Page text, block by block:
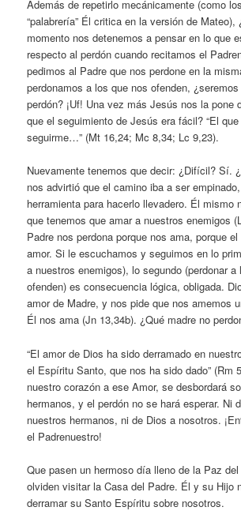
Además de repetirlo mecánicamente (como
“palabrería” Él critica en la versión de Mateo),
momento nos detenemos a pensar en lo que
respecto al perdón cuando recitamos el
pedimos al Padre que nos perdone en la
perdonamos a los que nos ofenden,
perdón? ¡Uf! Una vez más Jesús nos la pone
que el seguimiento de Jesús era fácil? “El
seguirme…” (Mt 16,24; Mc 8,34; Lc 9,23).
Nuevamente tenemos que decir: ¿Difícil? Sí.
nos advirtió que el camino iba a ser
herramienta para hacerlo llevadero. Él mismo
que tenemos que amar a nuestros enemigos
Padre nos perdona porque nos ama, porque
amor. Si le escuchamos y seguimos en lo
a nuestros enemigos), lo segundo (perdonar a
ofenden) es consecuencia lógica, obligada.
amor de Madre, y nos pide que nos amemos
Él nos ama (Jn 13,34b). ¿Qué madre no
“El amor de Dios ha sido derramado en
el Espíritu Santo, que nos ha sido dado” (Rm
nuestro corazón a ese Amor, se desbordará
hermanos, y el perdón no se hará esperar. Ni
nuestros hermanos, ni de Dios a nosotros.
el Padrenuestro!
Que pasen un hermoso día lleno de la Paz
olviden visitar la Casa del Padre. Él y su Hijo
derramar su Santo Espíritu sobre nosotros.